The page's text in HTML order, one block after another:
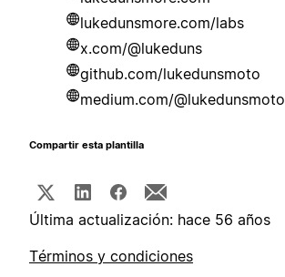
lukedunsmore.com/labs
x.com/@lukeduns
github.com/lukedunsmoto
medium.com/@lukedunsmoto
Compartir esta plantilla
Última actualización: hace 56 años
Términos y condiciones